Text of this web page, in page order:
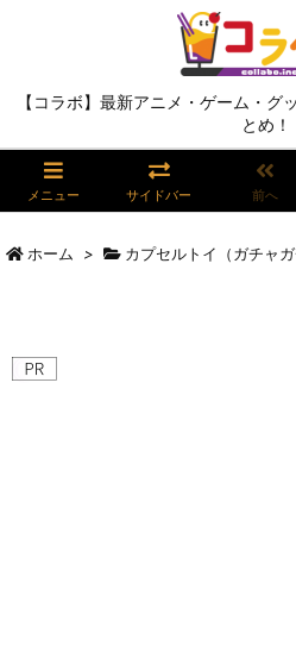
【コラボ】最新アニメ・ゲーム・グ
とめ！
メニュー サイドバー 前へ
ホーム > カプセルトイ（ガチャ